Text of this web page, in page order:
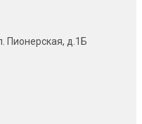
Пионерская, д.1Б